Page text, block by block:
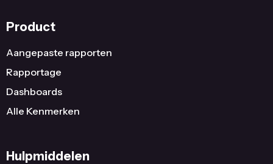
Product
Aangepaste rapporten
Rapportage
Dashboards
Alle Kenmerken
Hulpmiddelen